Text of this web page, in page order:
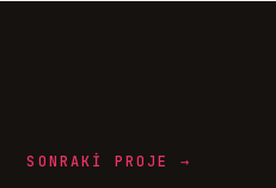
SONRAKI PROJE →